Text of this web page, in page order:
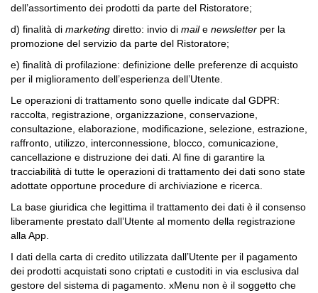
dell’assortimento dei prodotti da parte del Ristoratore;
d) finalità di marketing diretto: invio di maile newsletter per la
promozione del servizio da parte del Ristoratore;
e) finalità di profilazione: definizione delle preferenze di acquisto
per il miglioramento dell’esperienza dell’Utente.
Le operazioni di trattamento sono quelle indicate dal GDPR:
raccolta, registrazione, organizzazione, conservazione,
consultazione, elaborazione, modificazione, selezione, estrazione,
raffronto, utilizzo, interconnessione, blocco, comunicazione,
cancellazione e distruzione dei dati. Al fine di garantire la
tracciabilità di tutte le operazioni di trattamento dei dati sono state
adottate opportune procedure di archiviazione e ricerca.
La base giuridica che legittima il trattamento dei dati è il consenso
liberamente prestato dall’Utente al momento della registrazione
alla App.
I dati della carta di credito utilizzata dall’Utente per il pagamento
dei prodotti acquistati sono criptati e custoditi in via esclusiva dal
gestore del sistema di pagamento. xMenu non è il soggetto che